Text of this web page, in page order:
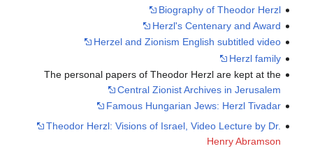
Biography of Theodor Herzl
Herzl's Centenary and Award
Herzel and Zionism English subtitled video
Herzl family
The personal papers of Theodor Herzl are kept at the
Central Zionist Archives in Jerusalem
Famous Hungarian Jews: Herzl Tivadar
Theodor Herzl: Visions of Israel, Video Lecture by Dr.
Henry Abramson